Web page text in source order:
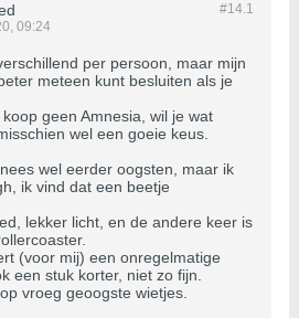
#14.1
09:24
per persoon, maar mijn
meteen kunt besluiten als je
geen Amnesia, wil je wat
wel een goeie keus.
wel eerder oogsten, maar ik
ik vind dat een beetje
lekker licht, en de andere keer is
(voor mij) een onregelmatige
een stuk korter, niet zo fijn.
vroeg geoogste wietjes.